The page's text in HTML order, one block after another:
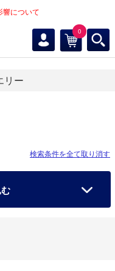
響について
0
リー
検索条件を全て取り消す